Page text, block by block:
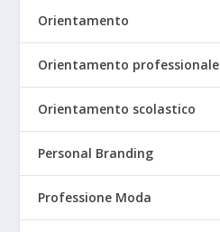
Orientamento
Orientamento professionale
Orientamento scolastico
Personal Branding
Professione Moda